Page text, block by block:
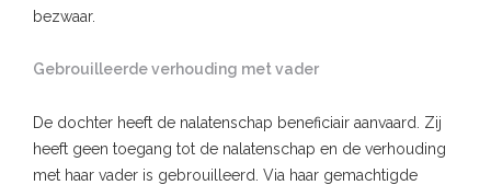
bezwaar.
Gebrouilleerde verhouding met vader
De dochter heeft de nalatenschap beneficiair aanvaard. Zij
heeft geen toegang tot de nalatenschap en de verhouding
met haar vader is gebrouilleerd. Via haar gemachtigde